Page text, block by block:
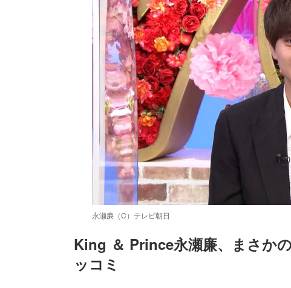
永瀬廉（C）テレビ朝日
King ＆ Prince永瀬廉、まさか
ッコミ